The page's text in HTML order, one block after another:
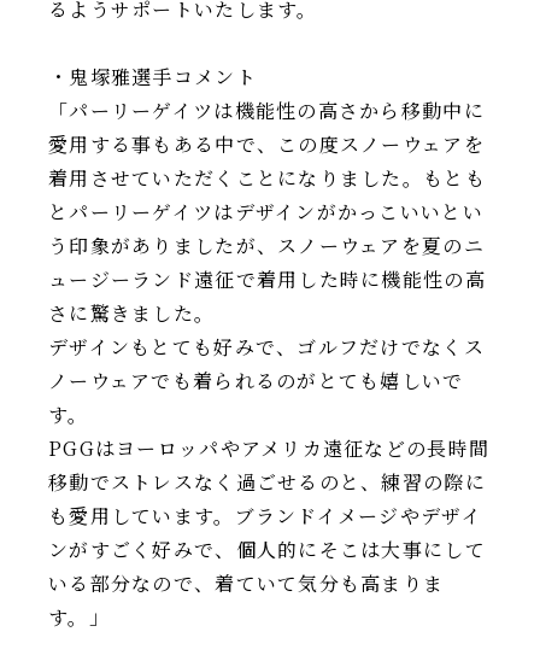
るようサポートいたします。
・鬼塚雅選手コメント
「パーリーゲイツは機能性の高さから移動中に
愛用する事もある中で、この度スノーウェアを
着用させていただくことになりました。もとも
とパーリーゲイツはデザインがかっこいいとい
う印象がありましたが、スノーウェアを夏のニ
ュージーランド遠征で着用した時に機能性の高
さに驚きました。
デザインもとても好みで、ゴルフだけでなくス
ノーウェアでも着られるのがとても嬉しいで
す。
PGGはヨーロッパやアメリカ遠征などの長時間
移動でストレスなく過ごせるのと、練習の際に
も愛用しています。ブランドイメージやデザイ
ンがすごく好みで、個人的にそこは大事にして
いる部分なので、着ていて気分も高まりま
す。」